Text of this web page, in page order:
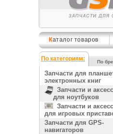
Каталог товаров
По категориям: По
Запчасти для
электронных книг
Запчасти и
для ноутбуков
Запчасти и
для игровых
Запчасти для GPS-
навигаторов